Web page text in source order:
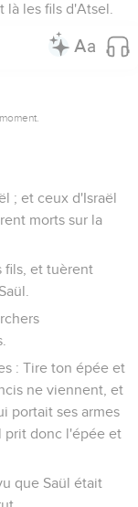
là les fils d'Atsel.
; et ceux d'Israël
morts sur la
fils, et tuèrent
: Tire ton épée et
ne viennent, et
portait ses armes
prit donc l'épée et
que Saül était